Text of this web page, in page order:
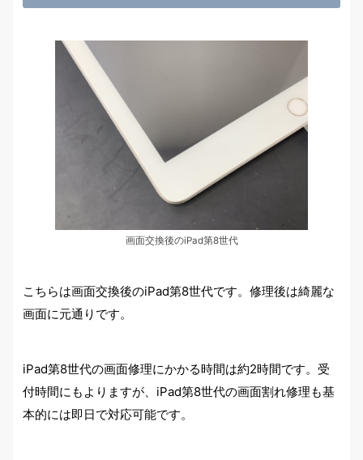
画面交換後のiPad第8世代
こちらは画面交換後のiPad第8世代です。修理後は綺麗な
画面に元通りです。
iPad第8世代の画面修理にかかる時間は約2時間です。受
付時間にもよりますが、iPad第8世代の画面割れ修理も基
本的には即日で対応可能です。